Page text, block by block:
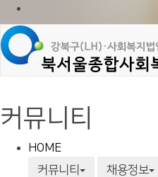
커뮤니티
HOME
커뮤니티
채용정보